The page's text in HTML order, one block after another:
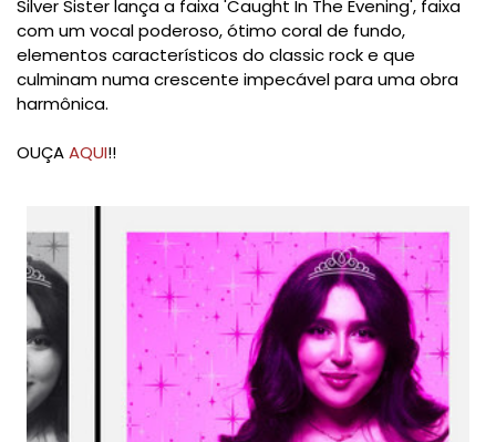
Silver Sister lança a faixa 'Caught In The Evening', faixa
com um vocal poderoso, ótimo coral de fundo,
elementos característicos do classic rock e que
culminam numa crescente impecável para uma obra
harmônica.
OUÇAAQUI!!